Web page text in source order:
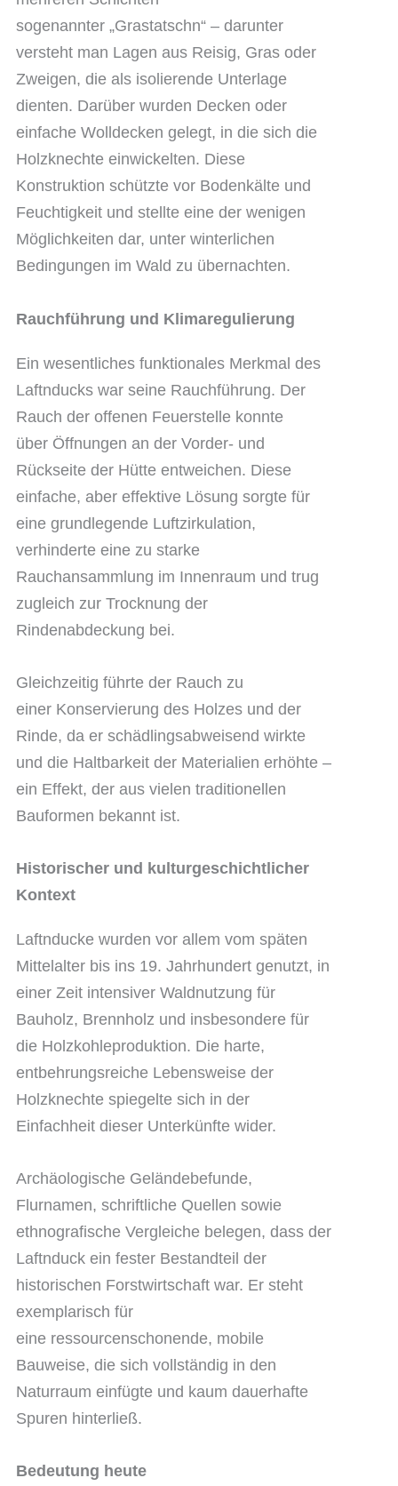
sogenannter „Grastatschn“ – darunter
versteht man Lagen aus Reisig, Gras oder
Zweigen, die als isolierende Unterlage
dienten. Darüber wurden Decken oder
einfache Wolldecken gelegt, in die sich die
Holzknechte einwickelten. Diese
Konstruktion schützte vor Bodenkälte und
Feuchtigkeit und stellte eine der wenigen
Möglichkeiten dar, unter winterlichen
Bedingungen im Wald zu übernachten.
Rauchführung und Klimaregulierung
Ein wesentliches funktionales Merkmal des
Laftnducks war seine Rauchführung. Der
Rauch der offenen Feuerstelle konnte
über Öffnungen an der Vorder- und
Rückseite der Hütte entweichen. Diese
einfache, aber effektive Lösung sorgte für
eine grundlegende Luftzirkulation,
verhinderte eine zu starke
Rauchansammlung im Innenraum und trug
zugleich zur Trocknung der
Rindenabdeckung bei.
Gleichzeitig führte der Rauch zu
einer Konservierung des Holzes und der
Rinde, da er schädlingsabweisend wirkte
und die Haltbarkeit der Materialien erhöhte –
ein Effekt, der aus vielen traditionellen
Bauformen bekannt ist.
Historischer und kulturgeschichtlicher
Kontext
Laftnducke wurden vor allem vom späten
Mittelalter bis ins 19. Jahrhundert genutzt, in
einer Zeit intensiver Waldnutzung für
Bauholz, Brennholz und insbesondere für
die Holzkohleproduktion. Die harte,
entbehrungsreiche Lebensweise der
Holzknechte spiegelte sich in der
Einfachheit dieser Unterkünfte wider.
Archäologische Geländebefunde,
Flurnamen, schriftliche Quellen sowie
ethnografische Vergleiche belegen, dass der
Laftnduck ein fester Bestandteil der
historischen Forstwirtschaft war. Er steht
exemplarisch für
eine ressourcenschonende, mobile
Bauweise, die sich vollständig in den
Naturraum einfügte und kaum dauerhafte
Spuren hinterließ.
Bedeutung heute